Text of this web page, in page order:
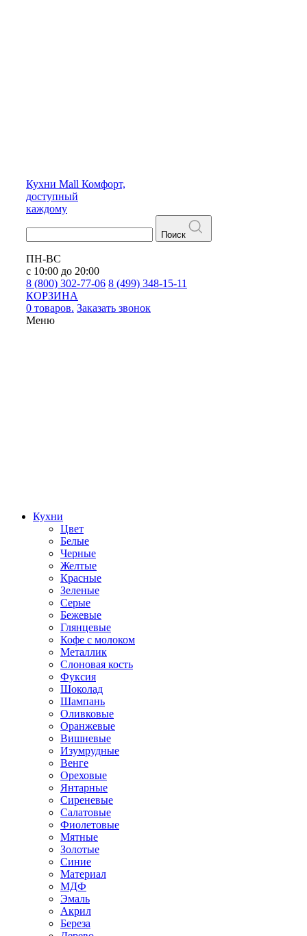
Кухни Mall Комфорт,
доступный
каждому
Поиск
ПН-ВС
с 10:00 до 20:00
8 (800) 302-77-06 8 (499) 348-15-11
КОРЗИНА
0 товаров. Заказать звонок
Меню
Кухни
Цвет
Белые
Черные
Желтые
Красные
Зеленые
Серые
Бежевые
Глянцевые
Кофе с молоком
Металлик
Слоновая кость
Фуксия
Шоколад
Шампань
Оливковые
Оранжевые
Вишневые
Изумрудные
Венге
Ореховые
Янтарные
Сиреневые
Салатовые
Фиолетовые
Мятные
Золотые
Синие
Материал
МДФ
Эмаль
Акрил
Береза